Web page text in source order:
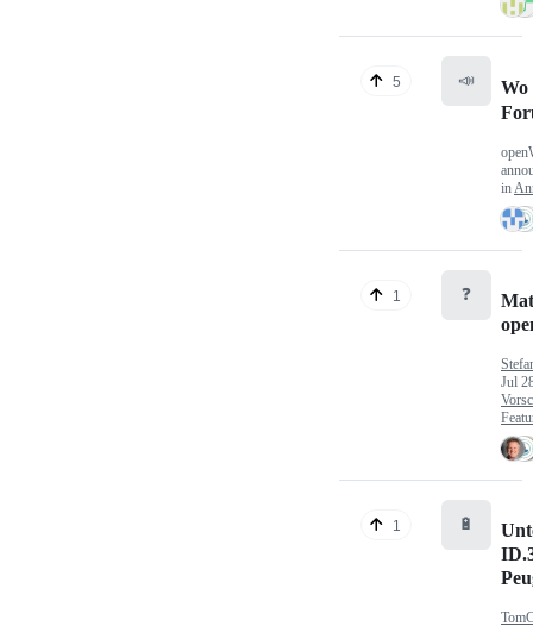
5 📣
Wo
in
1 ❓
Jul
1 🔋